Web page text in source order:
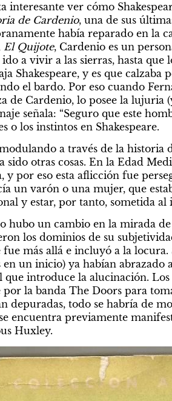
interesante ver cómo
de Cardenio, una de sus
había reparado en la
El Quijote, Cardenio es un
a vivir a las sierras, hasta que
Shakespeare, y es que
el bardo. Por eso cuando
de Cardenio, lo posee la lujuria
señala: “Seguro que este
o los instintos en Shakespeare.
a través de la
sido otras cosas. En la Edad
y por eso esta aflicción fue
un varón o una mujer, que
y estar, por tanto, sometida al
hubo un cambio en la mirada
los dominios de su
más allá e incluyó a la
en un inicio) ya habían
que introduce la alucinación.
por la banda The Doors para
depuradas, todo se habría de
encuentra previamente
Huxley.